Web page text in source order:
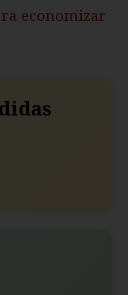
economizar